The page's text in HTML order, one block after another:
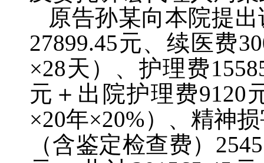
原告孙某向本院提
27899.45元、续医费
×28天）、护理费
元＋出院护理费9120
×20年×20%）、精神
（含鉴定检查费）